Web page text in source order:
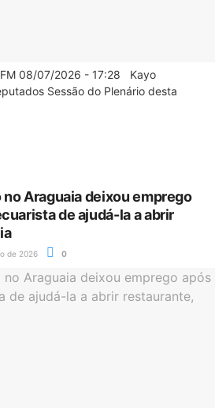
FM 08/07/2026 - 17:28 Kayo
Sessão do Plenário desta
Araguaia deixou emprego
de ajudá-la a abrir
de 2026 0